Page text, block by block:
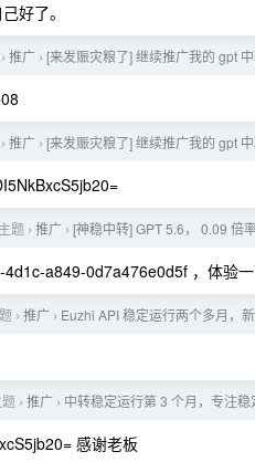
好了。
› 推广 › [来发赈灾粮了] 继续推广我的 gpt
› 推广 › [来发赈灾粮了] 继续推广我的 gpt
题 › 推广 › [神稳中转] GPT 5.6， 0.09 倍
a849-0d7a476e0d5f ，体验
› 推广 › Euzhi API 稳定运行两个多月，
› 推广 › 中转稳定运行第 3 个月，专注
感谢老板